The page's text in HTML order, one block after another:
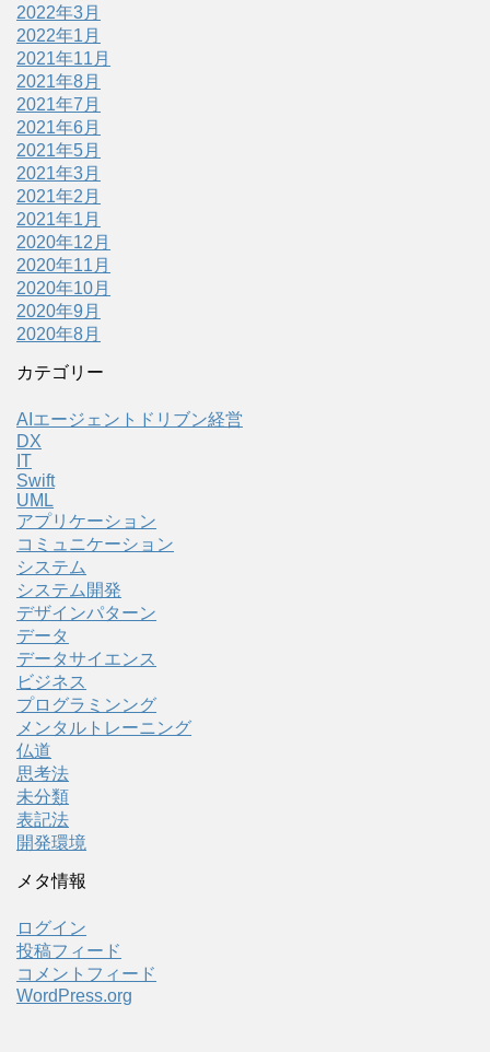
2022年3月
2022年1月
2021年11月
2021年8月
2021年7月
2021年6月
2021年5月
2021年3月
2021年2月
2021年1月
2020年12月
2020年11月
2020年10月
2020年9月
2020年8月
カテゴリー
AIエージェントドリブン経営
DX
IT
Swift
UML
アプリケーション
コミュニケーション
システム
システム開発
デザインパターン
データ
データサイエンス
ビジネス
プログラミンング
メンタルトレーニング
仏道
思考法
未分類
表記法
開発環境
メタ情報
ログイン
投稿フィード
コメントフィード
WordPress.org